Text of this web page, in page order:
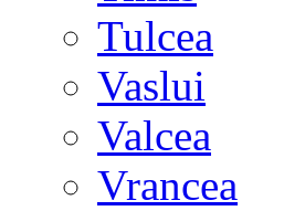
Tulcea
Vaslui
Valcea
Vrancea